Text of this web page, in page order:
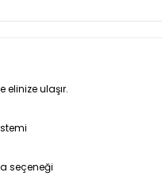
elinize ulaşır.
seçeneği